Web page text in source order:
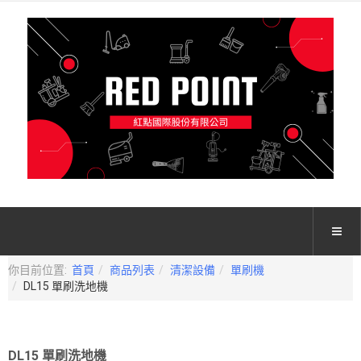
你目前位置: 首頁 商品列表 清潔設備
單刷機
DL15 單刷洗地機
DL15 單刷洗地機